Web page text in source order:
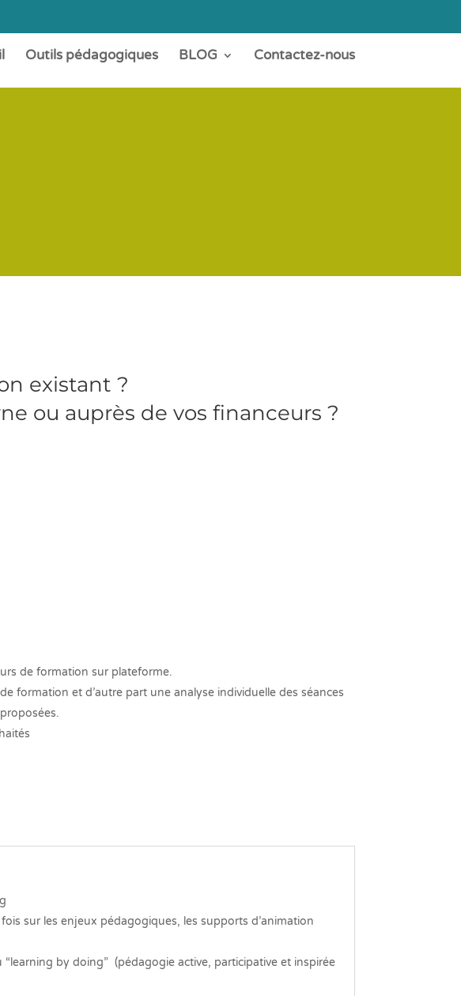
Outils pédagogiques BLOG Contactez-nous
existant ?
ou auprès de vos financeurs ?
de formation sur plateforme.
formation et d’autre part une analyse individuelle des séances
sur les enjeux pédagogiques, les supports d’animation
by doing” (pédagogie active, participative et inspirée